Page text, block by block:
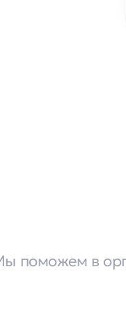
поможем в